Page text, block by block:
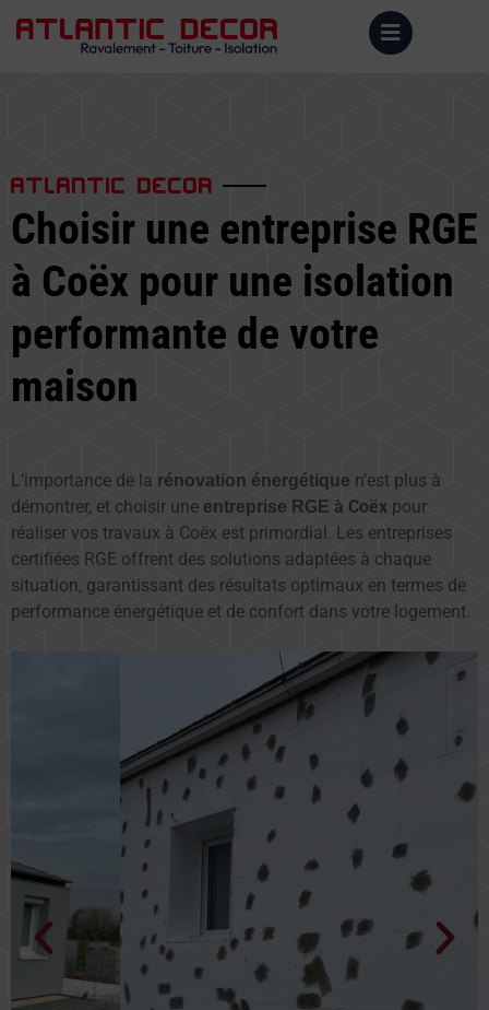
ATLANTIC DECOR
Choisir une entreprise RGE
à Coëx pour une isolation
performante de votre
maison
L’importance de la rénovation énergétique n’est plus à
démontrer, et choisir une entreprise RGE à Coëx pour
réaliser vos travaux à Coëx est primordial. Les entreprises
certifiées RGE offrent des solutions adaptées à chaque
situation, garantissant des résultats optimaux en termes de
performance énergétique et de confort dans votre logement.